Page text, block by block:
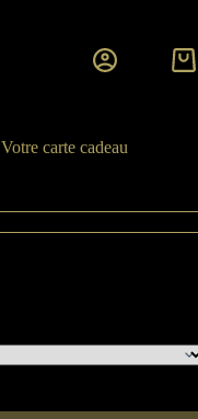
Votre carte cadeau